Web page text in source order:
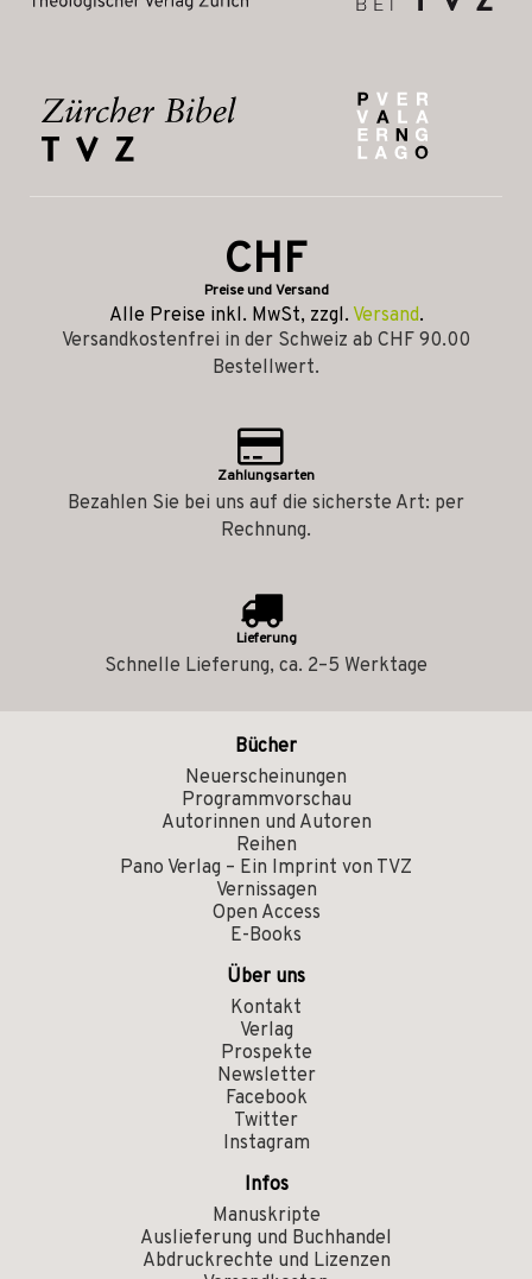
CHF
Preise und Versand
Alle Preise inkl. MwSt, zzgl. Versand.
Versandkostenfrei in der Schweiz ab CHF 90.00
Bestellwert.
Zahlungsarten
Bezahlen Sie bei uns auf die sicherste Art: per
Rechnung.
Lieferung
Schnelle Lieferung, ca. 2–5 Werktage
Bücher
Neuerscheinungen
Programmvorschau
Autorinnen und Autoren
Reihen
Pano Verlag – Ein Imprint von TVZ
Vernissagen
Open Access
E-Books
Über uns
Kontakt
Verlag
Prospekte
Newsletter
Facebook
Twitter
Instagram
Infos
Manuskripte
Auslieferung und Buchhandel
Abdruckrechte und Lizenzen